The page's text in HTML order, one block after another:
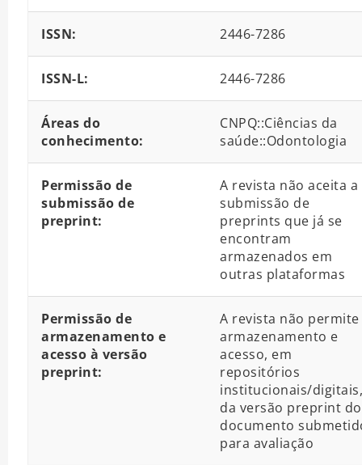
ISSN: 2446-7286
ISSN-L: 2446-7286
Áreas do
conhecimento:
CNPQ::Ciências da
saúde::Odontologia
Permissão de
submissão de
preprint:
A revista não aceita a
submissão de
preprints que já se
encontram
armazenados em
outras plataformas
Permissão de
armazenamento e
acesso à versão
preprint:
A revista não
armazenamento e
acesso, em
repositórios
institucionais/digitais,
da versão preprint do
documento
para avaliação